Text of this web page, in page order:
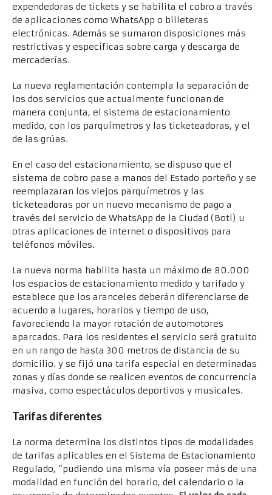
expendedoras de tickets y se habilita el cobro a través
de aplicaciones como WhatsApp o billeteras
electrónicas. Además se sumaron disposiciones más
restrictivas y específicas sobre carga y descarga de
mercaderías.
La nueva reglamentación contempla la separación de
los dos servicios que actualmente funcionan de
manera conjunta, el sistema de estacionamiento
medido, con los parquímetros y las ticketeadoras, y el
de las grúas.
En el caso del estacionamiento, se dispuso que el
sistema de cobro pase a manos del Estado porteño y se
reemplazaran los viejos parquímetros y las
ticketeadoras por un nuevo mecanismo de pago a
través del servicio de WhatsApp de la Ciudad (Boti) u
otras aplicaciones de internet o dispositivos para
teléfonos móviles.
La nueva norma habilita hasta un máximo de 80.000
los espacios de estacionamiento medido y tarifado y
establece que los aranceles deberán diferenciarse de
acuerdo a lugares, horarios y tiempo de uso,
favoreciendo la mayor rotación de automotores
aparcados. Para los residentes el servicio será gratuito
en un rango de hasta 300 metros de distancia de su
domicilio. y se fijó una tarifa especial en determinadas
zonas y días donde se realicen eventos de concurrencia
masiva, como espectáculos deportivos y musicales.
Tarifas diferentes
La norma determina los distintos tipos de modalidades
de tarifas aplicables en el Sistema de Estacionamiento
Regulado, “pudiendo una misma vía poseer más de una
modalidad en función del horario, del calendario o la